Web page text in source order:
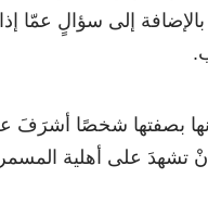
بالإضافة إلى سؤالٍ عمّا
بصفتها شخصًا أشرَفَ
أنْ تشهدَ على أهلية